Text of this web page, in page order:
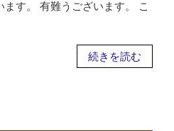
す。 有難うございます。 こ
続きを読む